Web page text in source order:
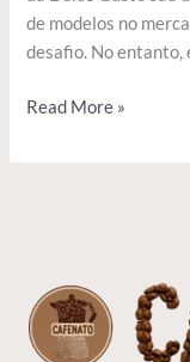
de modelos no
desafio. No
Read More »